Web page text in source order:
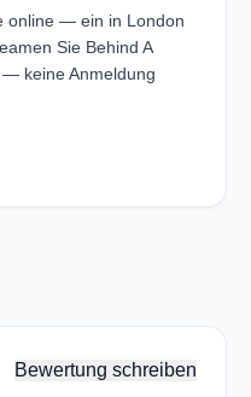
online — ein in London
Sie Behind A
keine Anmeldung
Bewertung schreiben